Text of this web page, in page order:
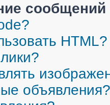
HTML?
объявления?